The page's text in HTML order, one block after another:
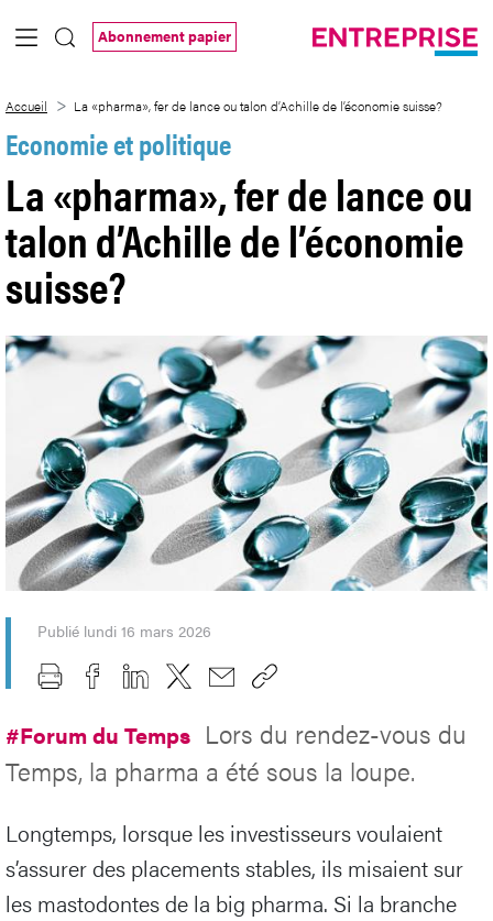
Saut au contenu principal
Abonnement papier
Accueil La «pharma», fer de lance ou talon d’Achille de l’économie suisse?
Economie et politique
La «pharma», fer de lance ou
talon d’Achille de l’économie
suisse?
Publié lundi 16 mars 2026
#Forum du Temps Lors du rendez-vous du
Temps, la pharma a été sous la loupe.
Longtemps, lorsque les investisseurs voulaient
s’assurer des placements stables, ils misaient sur
les mastodontes de la big pharma. Si la branche